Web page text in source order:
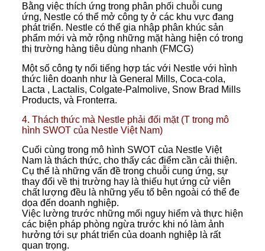
Bằng việc thích ứng trong phân phối chuỗi cung
ứng, Nestle có thể mở công ty ở các khu vực đang
phát triển. Nestle có thể gia nhập phân khúc sản
phẩm mới và mở rộng những mặt hàng hiện có trong
thị trường hàng tiêu dùng nhanh (FMCG)
Một số công ty nổi tiếng hợp tác với Nestle với hình
thức liên doanh như là General Mills, Coca-cola,
Lacta , Lactalis, Colgate-Palmolive, Snow Brad Mills
Products, và Fronterra.
4. Thách thức mà Nestle phải đối mặt (T trong mô
hình SWOT của Nestle Việt Nam)
Cuối cùng trong mô hình SWOT của Nestle Việt
Nam là thách thức, cho thấy các điểm cần cải thiện.
Cụ thể là những vấn đề trong chuỗi cung ứng, sự
thay đổi về thị trường hay là thiếu hụt ứng cử viên
chất lượng đều là những yếu tố bên ngoài có thể đe
dọa đến doanh nghiệp.
Việc lường trước những mối nguy hiểm và thực hiện
các biện pháp phòng ngừa trước khi nó làm ảnh
hưởng tới sự phát triển của doanh nghiệp là rất
quan trọng.